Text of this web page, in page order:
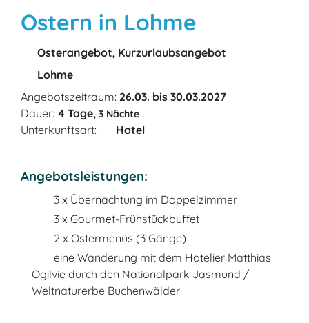
Ostern in Lohme
Osterangebot, Kurzurlaubsangebot
Lohme
Angebotszeitraum: 26.03. bis 30.03.2027
Dauer: 4 Tage, 3 Nächte
Unterkunftsart: Hotel
Angebotsleistungen:
3 x Übernachtung im Doppelzimmer
3 x Gourmet-Frühstückbuffet
2 x Ostermenüs (3 Gänge)
eine Wanderung mit dem Hotelier Matthias
Ogilvie durch den Nationalpark Jasmund /
Weltnaturerbe Buchenwälder